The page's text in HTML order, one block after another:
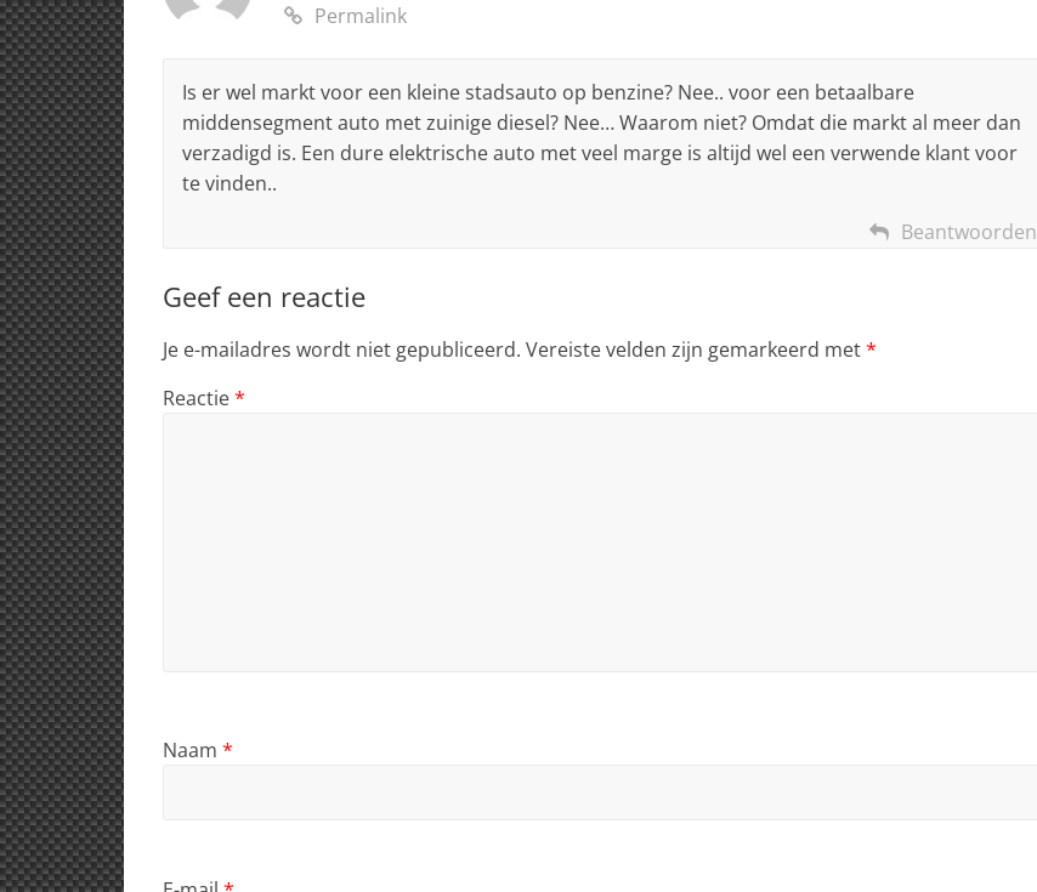
Permalink
Is er wel markt voor een kleine stadsauto op benzine? Nee.. voor een betaalbare
middensegment auto met zuinige diesel? Nee… Waarom niet? Omdat die markt al meer dan
verzadigd is. Een dure elektrische auto met veel marge is altijd wel een verwende klant voor
te vinden..
Beantwoorden
Geef een reactie
Je e-mailadres wordt niet gepubliceerd. Vereiste velden zijn gemarkeerd met*
Reactie*
Naam *